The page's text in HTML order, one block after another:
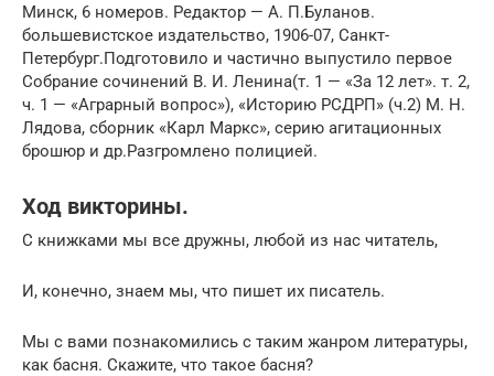
Минск, 6 номеров. Редактор — А. П.Буланов.
большевистское издательство, 1906-07, Санкт-
Петербург.Подготовило и частично выпустило первое
Собрание сочинений В. И. Ленина(т. 1 — «За 12 лет». т. 2,
ч. 1 — «Аграрный вопрос»), «Историю РСДРП» (ч.2) М. Н.
Лядова, сборник «Карл Маркс», серию агитационных
брошюр и др.Разгромлено полицией.
Ход викторины.
С книжками мы все дружны, любой из нас читатель,
И, конечно, знаем мы, что пишет их писатель.
Мы с вами познакомились с таким жанром литературы,
как басня. Скажите, что такое басня?